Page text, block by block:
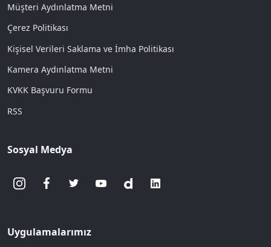
Müşteri Aydınlatma Metni
Çerez Politikası
Kişisel Verileri Saklama ve İmha Politikası
Kamera Aydınlatma Metni
KVKK Başvuru Formu
RSS
Sosyal Medya
Uygulamalarımız